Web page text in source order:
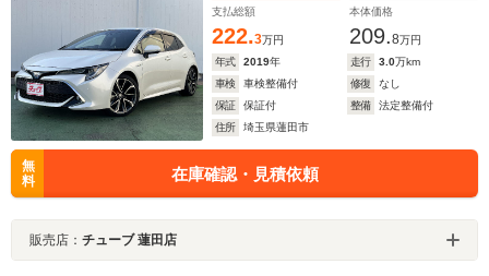
LEDフォグランプ 電動パーキング
支払総額
222.3万円
本体価格
209.8万円
年式
2019年 走行 3.0万km
車検
車検整備付 修復
なし
保証
保証付 整備
法定整備付
住所
埼玉県蓮田市
無
料
在庫確認・見積依頼
販売店： チューブ 蓮田店